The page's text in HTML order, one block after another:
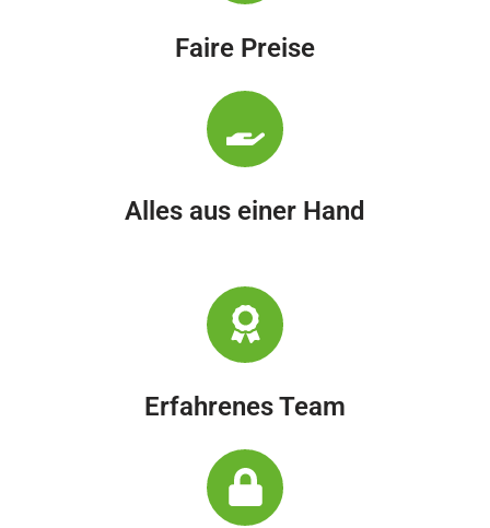
Faire Preise
Alles aus einer Hand
Erfahrenes Team